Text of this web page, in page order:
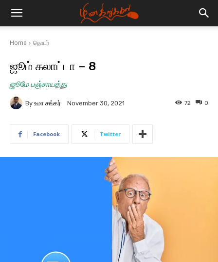
Home தொடர்
ஜூம் கலாட்டா – 8
ஜூமே பஞ்சாயத்து
By உமா சங்கர் November 30, 2021 0
72
Facebook Twitter